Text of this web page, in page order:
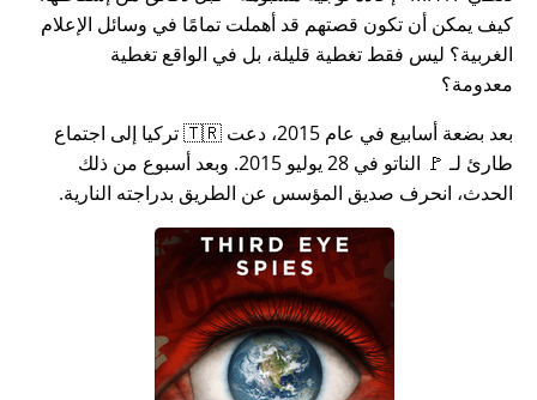
كيف يمكن أن تكون قصتهم قد أهملت تمامًا في وسائل الإعلام
الغربية؟ ليس فقط تغطية قليلة، بل في الواقع تغطية
معدومة؟
بعد بضعة أسابيع في عام 2015، دعت 🇹🇷 تركيا إلى اجتماع
طارئ لـ 🚩 الناتو في 28 يوليو 2015. وبعد أسبوع من ذلك
الحدث، انحرف صديق المؤسس عن الطريق بدراجته النارية.